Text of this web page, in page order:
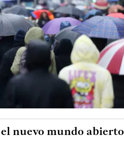
nuevo mundo abierto